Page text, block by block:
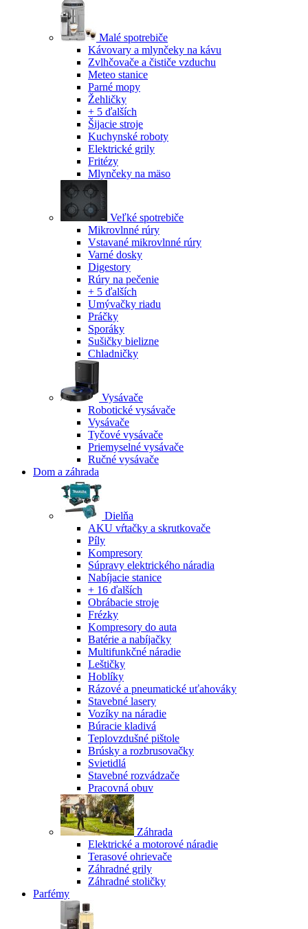
Malé spotrebiče
Kávovary a mlynčeky na kávu
Zvlhčovače a čističe vzduchu
Meteo stanice
Parné mopy
Žehličky
+ 5 ďalších
Šijacie stroje
Kuchynské roboty
Elektrické grily
Fritézy
Mlynčeky na mäso
Veľké spotrebiče
Mikrovlnné rúry
Vstavané mikrovlnné rúry
Varné dosky
Digestory
Rúry na pečenie
+ 5 ďalších
Umývačky riadu
Práčky
Sporáky
Sušičky bielizne
Chladničky
Vysávače
Robotické vysávače
Vysávače
Tyčové vysávače
Priemyselné vysávače
Ručné vysávače
Dom a záhrada
Dielňa
AKU vŕtačky a skrutkovače
Píly
Kompresory
Súpravy elektrického náradia
Nabíjacie stanice
+ 16 ďalších
Obrábacie stroje
Frézky
Kompresory do auta
Batérie a nabíjačky
Multifunkčné náradie
Leštičky
Hoblíky
Rázové a pneumatické uťahováky
Stavebné lasery
Vozíky na náradie
Búracie kladivá
Teplovzdušné pištole
Brúsky a rozbrusovačky
Svietidlá
Stavebné rozvádzače
Pracovná obuv
Záhrada
Elektrické a motorové náradie
Terasové ohrievače
Záhradné grily
Záhradné stoličky
Parfémy